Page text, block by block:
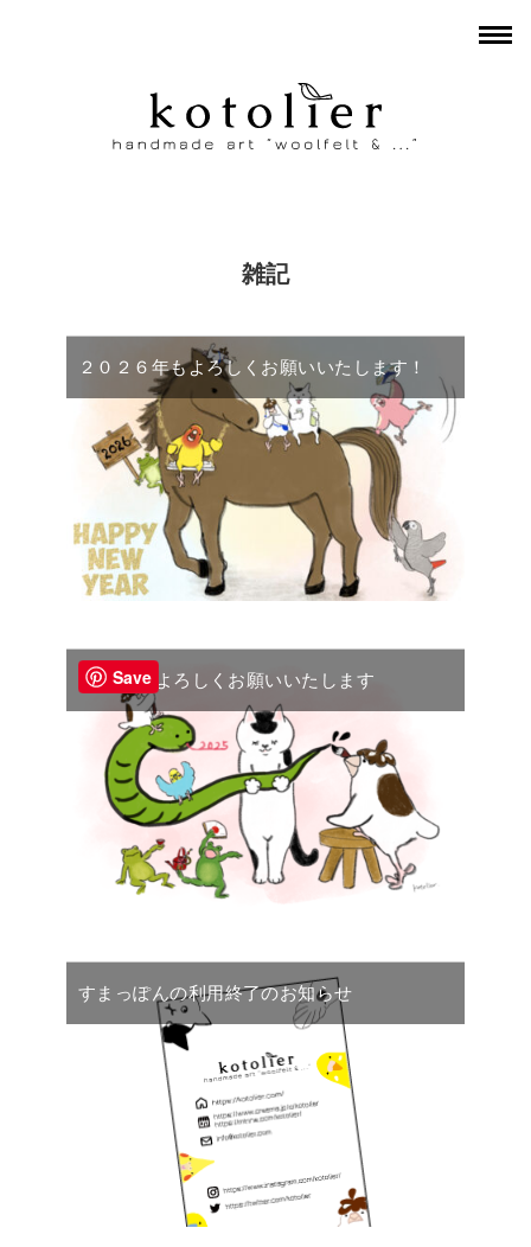
雑記
２０２６年もよろしくお願いいたします！
2025年もよろしくお願いいたします
すまっぽんの利用終了のお知らせ
Save